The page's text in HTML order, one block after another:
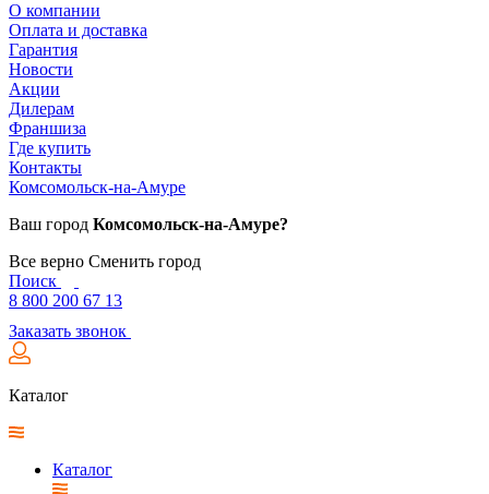
О компании
Оплата и доставка
Гарантия
Новости
Акции
Дилерам
Франшиза
Где купить
Контакты
Комсомольск-на-Амуре
Ваш город Комсомольск-на-Амуре?
Все верно Сменить город
Поиск
8 800 200 67 13
Заказать звонок
Каталог
Каталог